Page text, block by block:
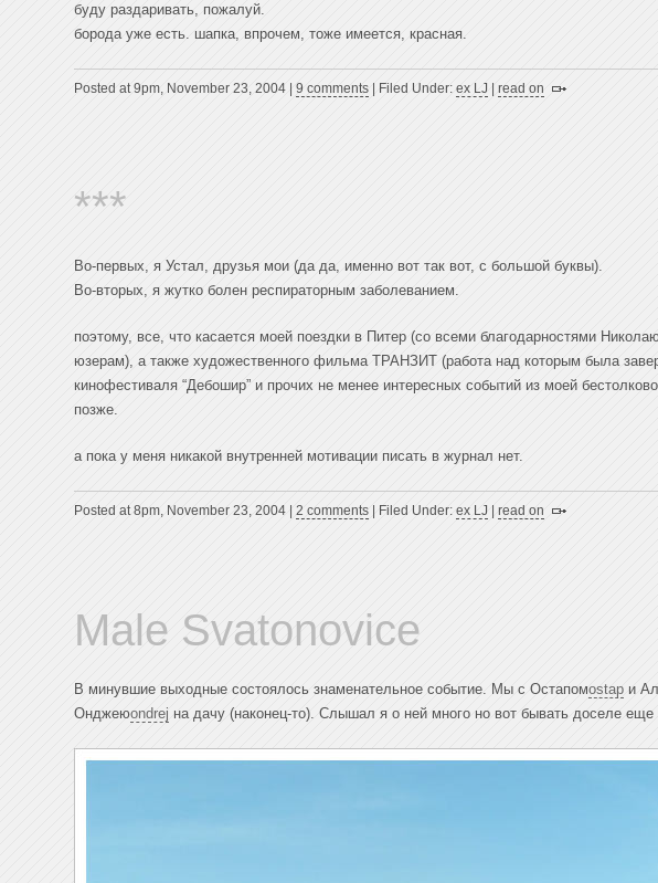
буду раздаривать, пожалуй.
борода уже есть. шапка, впрочем, тоже имеется, красная.
Posted at 9pm, November 23, 2004 |9 comments | Filed Under:ex LJ |read on
***
Во-первых, я Устал, друзья мои (да да, именно вот так вот, с большой буквы).
Во-вторых, я жутко болен респираторным заболеванием.
поэтому, все, что касается моей поездки в Питер (со всеми благодарностями
юзерам), а также художественного фильма ТРАНЗИТ (работа над которым была
кинофестиваля “Дебошир” и прочих не менее интересных событий из моей
позже.
а пока у меня никакой внутренней мотивации писать в журнал нет.
Posted at 8pm, November 23, 2004 |2 comments | Filed Under:ex LJ |read on
Male Svatonovice
В минувшие выходные состоялось знаменательное событие. Мы с Остапомostap и
Онджеюondrej на дачу (наконец-то). Слышал я о ней много но вот бывать доселе еще